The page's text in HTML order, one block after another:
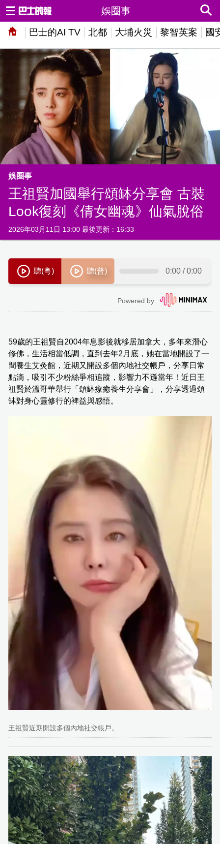
巴士的AI TV 北都 大埔火災 黎智英案 國
娛圈事
娛圈事
王祖賢加國舉行頌缽分享會 古裝
Look復刻《倩女幽魂》仙氣脫俗
2026年03月11日 13:00 最後更新：16:33
59歲的王祖賢自2004年息影後就移居加拿大，多年來潛心
修佛，生活相當低調，直到去年2月底，她在當地開設了一
間養生艾灸館，近期又開設多個內地社交帳戶，分享日常
點滴，吸引不少粉絲爭相追蹤，影響力不遜當年！近日王
祖賢於溫哥華舉行「頌缽療癒養生分享會」，分享透過頌
缽對身心靈修行的裨益與感悟。
王祖賢近期開設多個內地社交帳戶。